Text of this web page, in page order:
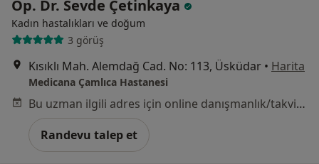
Op. Dr. Sevde Çetinkaya
Kadın hastalıkları ve doğum
3 görüş
Kısıklı Mah. Alemdağ Cad. No: 113, Üsküdar • Harita
Medicana Çamlıca Hastanesi
Bu uzman ilgili adres için online danışmanlık/takvim sunmuyor.
Randevu talep et